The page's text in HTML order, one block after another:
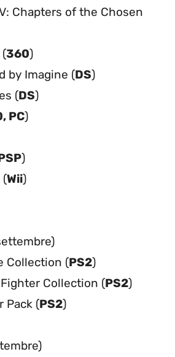
Chapters of the Chosen
360)
by Imagine (DS)
(DS)
PC)
)
(Wii)
Collection (PS2)
Collection (PS2)
Pack (PS2)